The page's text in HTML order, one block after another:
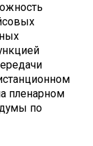
пленарном
по